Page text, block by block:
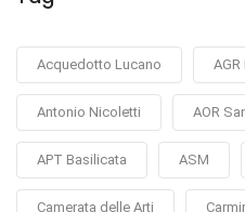
Acquedotto Lucano AGR
Antonio Nicoletti AOR
APT Basilicata ASM
Camerata delle Arti